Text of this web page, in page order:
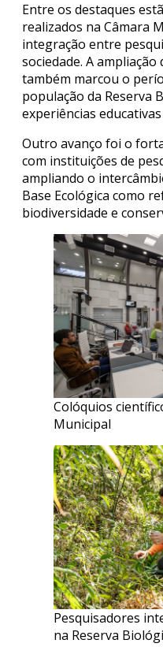
Entre os destaques
realizados na Câmara
integração entre
sociedade. A
também marcou o
população da Reserva
experiências
Outro avanço foi o
com instituições de
ampliando o
Base Ecológica como
biodiversidade e
Colóquios
Municipal
Pesquisadores
na Reserva